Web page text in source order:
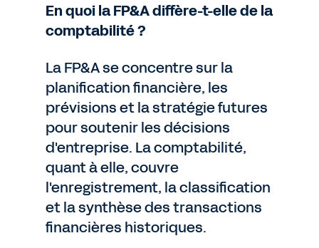
En quoi la FP&A diffère-t-elle de la
comptabilité ?
La FP&A se concentre sur la
planification financière, les
prévisions et la stratégie futures
pour soutenir les décisions
d'entreprise. La comptabilité,
quant à elle, couvre
l'enregistrement, la classification
et la synthèse des transactions
financières historiques.